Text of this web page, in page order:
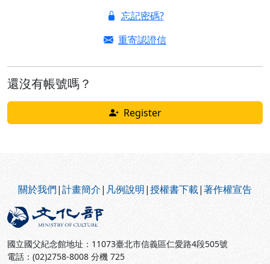
忘記密碼?
重寄認證信
還沒有帳號嗎？
Register
關於我們|計畫簡介| 凡例說明|授權書下載|著作權宣告
國立國父紀念館地址：11073臺北市信義區仁愛路4段505號
電話：(02)2758-8008 分機 725